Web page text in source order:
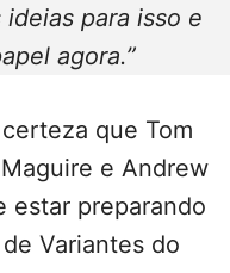
para isso e
agora.”
que Tom
e Andrew
estar preparando
Variantes do